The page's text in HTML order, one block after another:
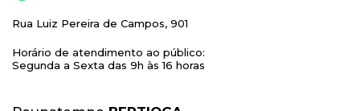
Rua Luiz Pereira de Campos, 901
Horário de atendimento ao público:
Segunda a Sexta das 9h às 16 horas